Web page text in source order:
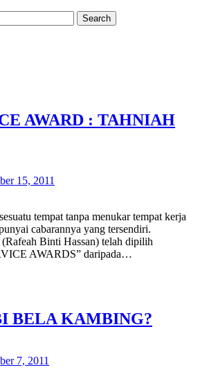
Search
AWARD : TAHNIAH
15, 2011
tempat tanpa menukar tempat kerja
cabarannya yang tersendiri.
Binti Hassan) telah dipilih
AWARDS” daripada…
BELA KAMBING?
7, 2011